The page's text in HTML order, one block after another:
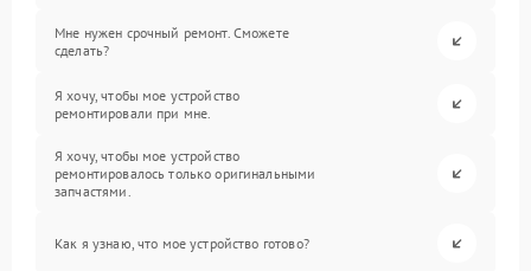
Мне нужен срочный ремонт. Сможете
сделать?
Я хочу, чтобы мое устройство
ремонтировали при мне.
Я хочу, чтобы мое устройство
ремонтировалось только оригинальными
запчастями.
Как я узнаю, что мое устройство готово?